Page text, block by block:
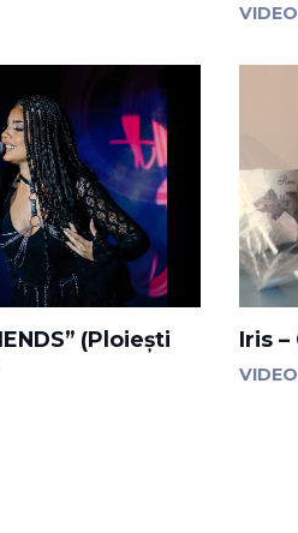
VIDEO
(Ploiești
Iris –
VIDEO